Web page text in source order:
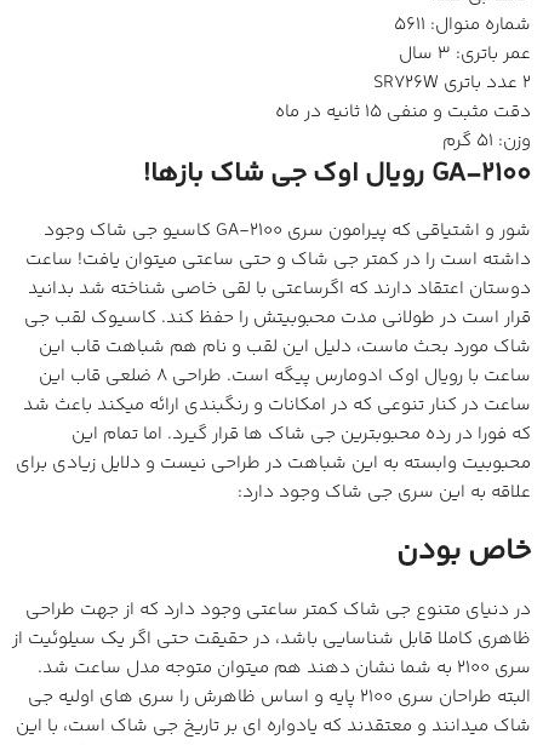
شماره منوال: 5611
عمر باتری: 3 سال
2 عدد باتری SR726W
دقت مثبت و منفی 15 ثانیه در ماه
وزن: 51 گرم
GA-2100 رویال اوک جی شاک بازها!
شور و اشتیاقی که پیرامون سری GA-2100 کاسیو جی شاک وجود
داشته است را در کمتر جی شاک و حتی ساعتی میتوان یافت! ساعت
دوستان اعتقاد دارند که اگرساعتی با لقی خاصی شناخته شد بدانید
قرار است در طولانی مدت محبوبیتش را حفظ کند. کاسیوک لقب جی
شاک مورد بحث ماست، دلیل این لقب و نام هم شباهت قاب این
ساعت با رویال اوک ادومارس پیگه است. طراحی 8 ضلعی قاب این
ساعت در کنار تنوعی که در امکانات و رنگبندی ارائه میکند باعث شد
که فورا در رده محبوبترین جی شاک ها قرار گیرد. اما تمام این
محبوبیت وابسته به این شباهت در طراحی نیست و دلایل زیادی برای
علاقه به این سری جی شاک وجود دارد:
خاص بودن
در دنیای متنوع جی شاک کمتر ساعتی وجود دارد که از جهت طراحی
ظاهری کاملا قابل شناسایی باشد، در حقیقت حتی اگر یک سیلوئیت از
سری 2100 به شما نشان دهند هم میتوان متوجه مدل ساعت شد.
البته طراحان سری 2100 پایه و اساس ظاهرش را سری های اولیه جی
شاک میدانند و معتقدند که یادواره ای بر تاریخ جی شاک است، با این